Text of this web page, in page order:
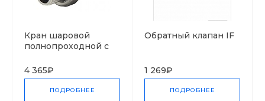
Кран шаровой
полнопроходной с
ручка бабочка
4 365₽
ПОДРОБНЕЕ
Обратный клапан IF
1 269₽
ПОДРОБНЕЕ